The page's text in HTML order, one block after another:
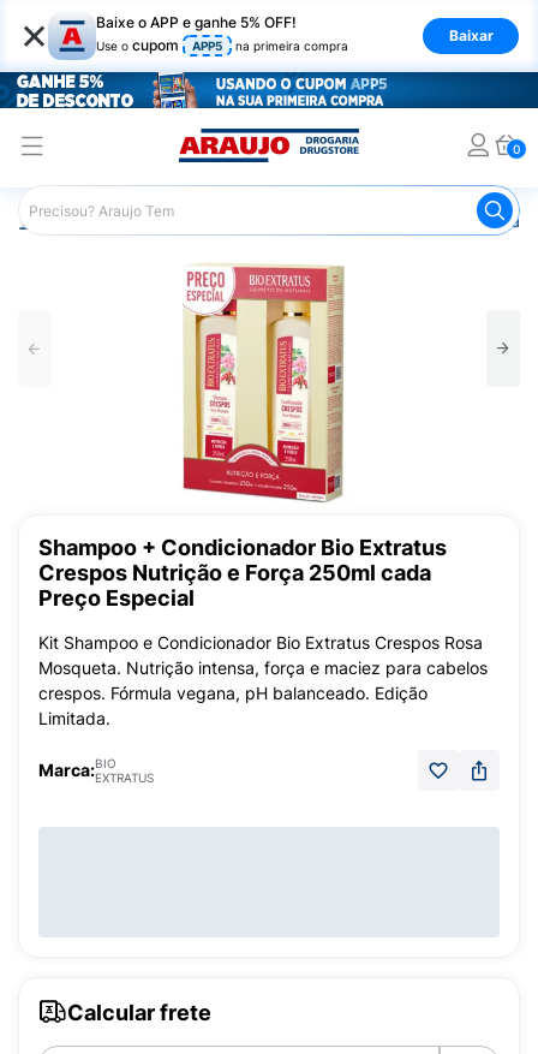
× Baixe o APP e ganhe 5% OFF!
Use o cupom APP5 na primeira compra
Baixar
0
Araujo Cabelo
Shampoo + Condicionador Bio Extratus
Crespos Nutrição e Força 250ml cada
Preço Especial
Kit Shampoo e Condicionador Bio Extratus Crespos Rosa
Mosqueta. Nutrição intensa, força e maciez para cabelos
crespos. Fórmula vegana, pH balanceado. Edição
Limitada.
Marca:BIO
EXTRATUS
Calcular frete